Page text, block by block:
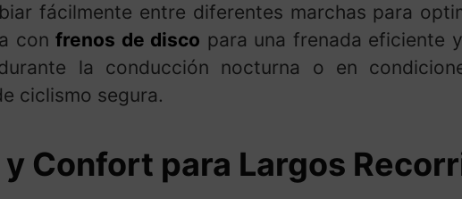
fácilmente entre diferentes marchas para
con frenos de disco para una frenada eficiente
la conducción nocturna o en
ciclismo segura.
Confort para Largos